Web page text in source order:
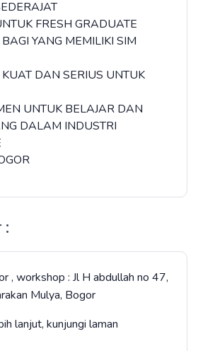
FRESH GRADUATE
YANG MEMILIKI SIM
DAN SERIUS UNTUK
UNTUK BELAJAR DAN
DALAM INDUSTRI
, workshop : Jl H abdullah no 47,
Mulya, Bogor
lanjut, kunjungi laman